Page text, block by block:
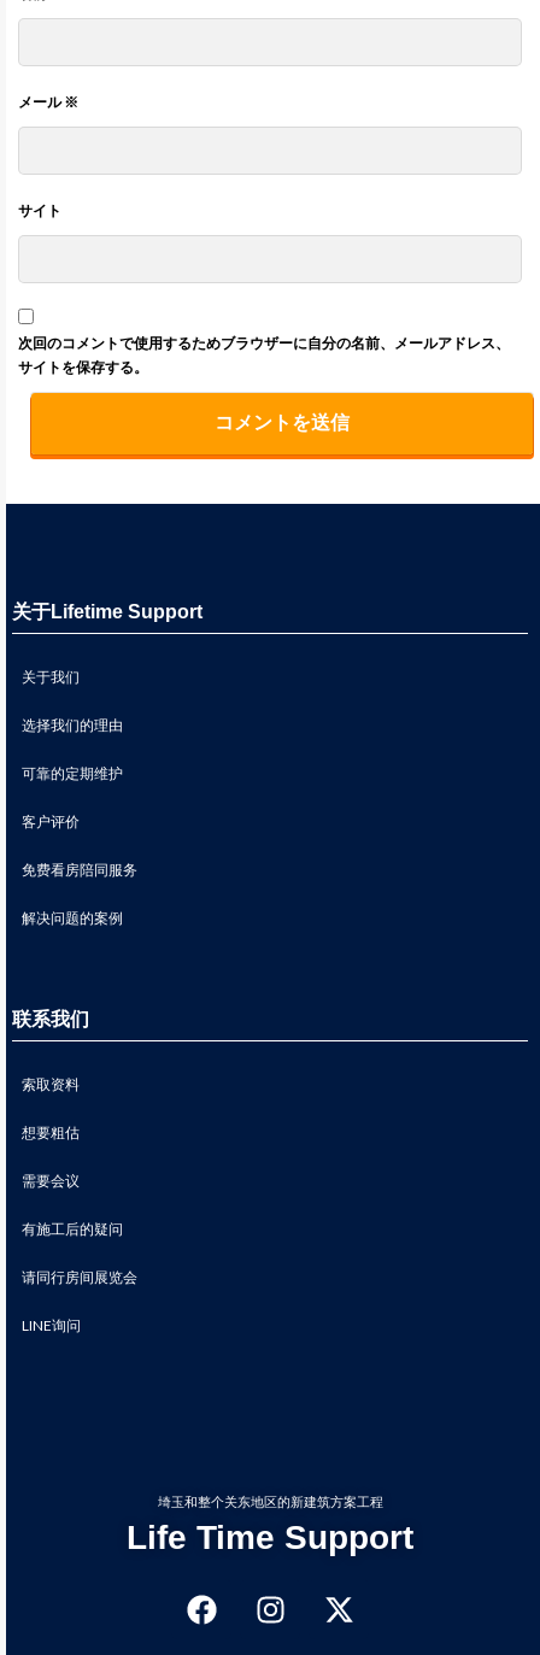
メール※
サイト
次回のコメントで使用するためブラウザーに自分の名前、メールアドレス、
サイトを保存する。
关于Lifetime Support
关于我们
选择我们的理由
可靠的定期维护
客户评价
免费看房陪同服务
解决问题的案例
联系我们
索取资料
想要粗估
需要会议
有施工后的疑问
请同行房间展览会
LINE询问
埼玉和整个关东地区的新建筑方案工程
Life Time Support